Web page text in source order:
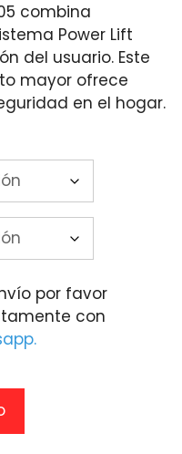
combina
Power Lift
del usuario. Este
mayor ofrece
en el hogar.
por favor
con